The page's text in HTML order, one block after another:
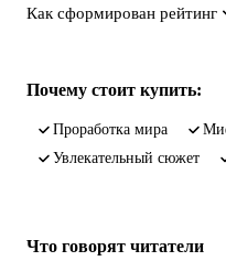
Как сформирован рейтинг
Почему стоит купить:
проработка мира
увлекательный сюжет
Что говорят читатели